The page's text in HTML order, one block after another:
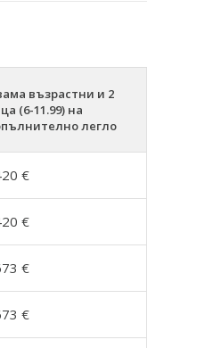
възрастни и 2
(6-11.99) на
легло
€
€
€
€